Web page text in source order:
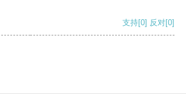
支持[0] 反对[0]